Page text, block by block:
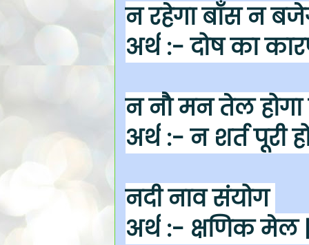
न रहेगा बाँस न
अर्थ :- दोष का
न नौ मन तेल होगा
अर्थ :- न शर्त पूरी
नदी नाव संयोग
अर्थ :- क्षणिक मेल